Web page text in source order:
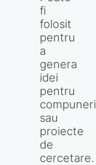
fi
folosit
pentru
a
genera
idei
pentru
compuneri
sau
proiecte
de
cercetare.